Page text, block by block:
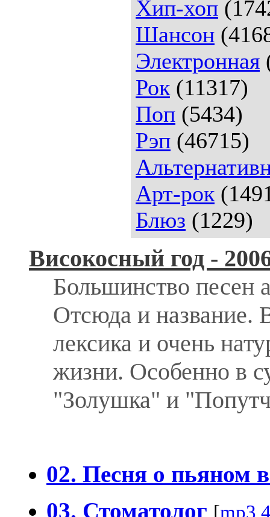
Хип-хоп
Шансон
Электронная
Рок (11317)
Поп (5434)
Рэп (46715)
Арт-рок
Блюз (1229)
Високосный год -
Большинство песен
Отсюда и название.
лексика и очень
жизни. Особенно в
"Золушка" и
02. Песня о пьяном
03. Стоматолог [